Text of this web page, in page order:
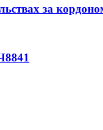
за
8841